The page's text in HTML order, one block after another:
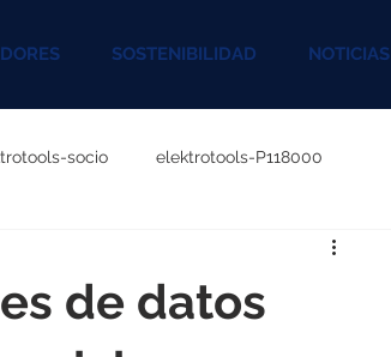
SOSTENIBILIDAD NOTICIAS
socio elektrotools-P118000
elektrotools-P083000
de datos